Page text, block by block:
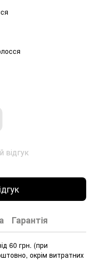
відгук
Гарантія
60 грн. (при
окрім витратних